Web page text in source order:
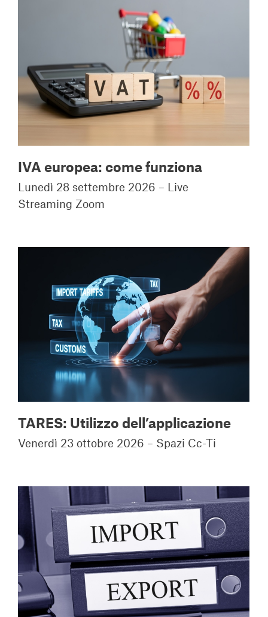
IVA europea: come funziona
Lunedì 28 settembre 2026 – Live
Streaming Zoom
TARES: Utilizzo dell’applicazione
Venerdì 23 ottobre 2026 – Spazi Cc-Ti